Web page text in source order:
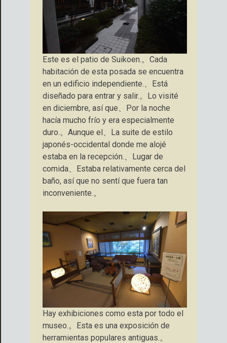
Este es el patio de Suikoen.。Cada
habitación de esta posada se encuentra
en un edificio independiente.、Está
diseñado para entrar y salir.。Lo visité
en diciembre, así que、Por la noche
hacía mucho frío y era especialmente
duro.。Aunque el、La suite de estilo
japonés-occidental donde me alojé
estaba en la recepción.、Lugar de
comida、Estaba relativamente cerca del
baño, así que no sentí que fuera tan
inconveniente.。
Hay exhibiciones como esta por todo el
museo.。Esta es una exposición de
herramientas populares antiguas.。